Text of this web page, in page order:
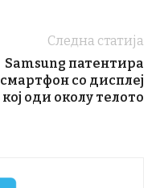
Следна статија
Samsung патентира
смартфон со дисплеј
кој оди околу телото